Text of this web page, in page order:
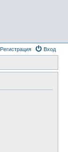
Вход
Регистрация